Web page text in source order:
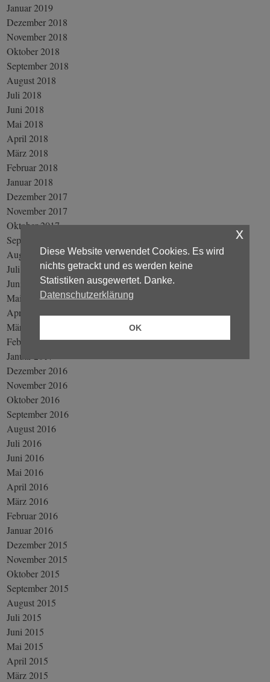
Januar 2019
Dezember 2018
November 2018
Oktober 2018
September 2018
August 2018
Juli 2018
Juni 2018
Mai 2018
April 2018
März 2018
Februar 2018
Januar 2018
Dezember 2017
November 2017
Oktober 2017
September 2017
August 2017
Juli 2017
Juni 2017
Mai 2017
April 2017
März 2017
Februar 2017
Januar 2017
Dezember 2016
November 2016
Oktober 2016
September 2016
August 2016
Juli 2016
Juni 2016
Mai 2016
April 2016
März 2016
Februar 2016
Januar 2016
Dezember 2015
November 2015
Oktober 2015
September 2015
August 2015
Juli 2015
Juni 2015
Mai 2015
April 2015
März 2015
Diese Website verwendet Cookies. Es wird
nichts getrackt und es werden keine
Statistiken ausgewertet. Danke.
Datenschutzerklärung
OK
x